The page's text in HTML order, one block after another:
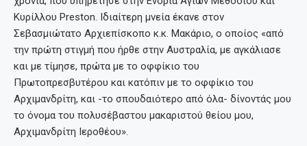
Κυρίλλου Preston. Ιδιαίτερη μνεία έκανε στον
Σεβασμιώτατο Αρχιεπίσκοπο κ.κ. Μακάριο, ο οποίος «από
την πρώτη στιγμή που ήρθε στην Αυστραλία, με αγκάλιασε
και με τίμησε, πρώτα με το οφφίκιο του
Πρωτοπρεσβυτέρου και κατόπιν με το οφφίκιο του
Αρχιμανδρίτη, και -το σπουδαιότερο από όλα- δίνοντάς μου
το όνομα του πολυσέβαστου μακαριστού θείου μου,
Αρχιμανδρίτη Ιεροθέου».